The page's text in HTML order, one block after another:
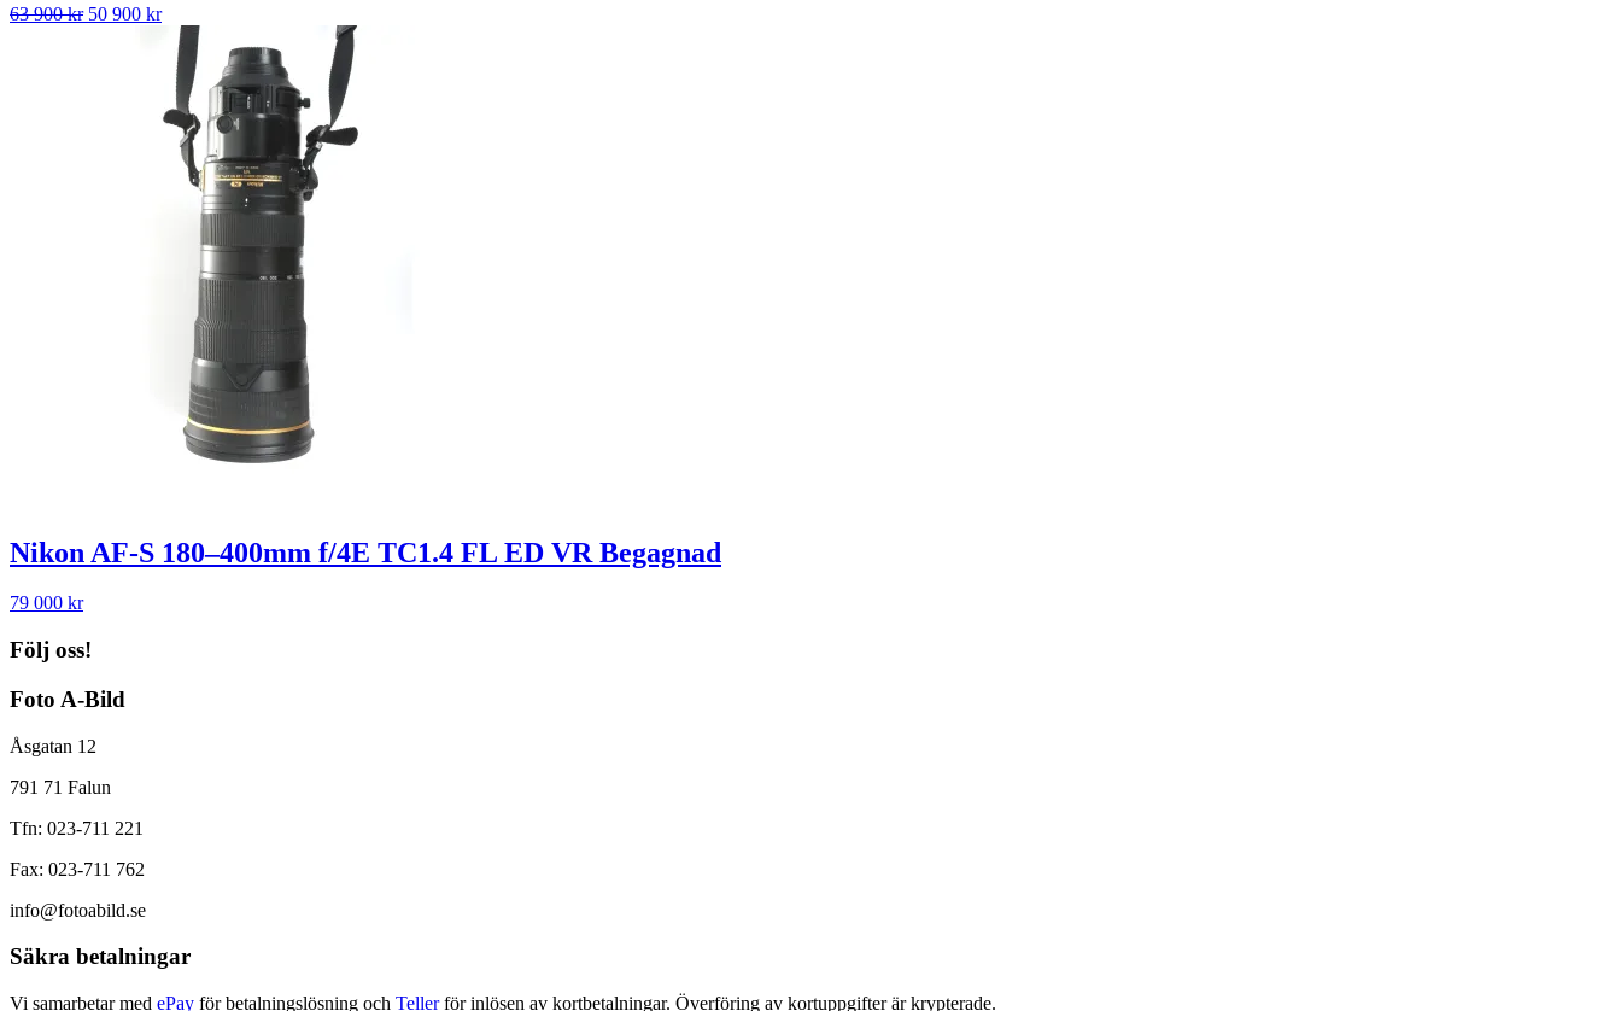
63 900kr Det
ursprungliga
50 900 krDet
nuvarande
priset
är:
50
900 kr.
Nikon AF-S 180–400mm f/4E TC1.4 FL ED VR Begagnad
79 000 kr
Följ oss!
Foto A-Bild
Åsgatan 12
791 71 Falun
Tfn: 023-711 221
Fax: 023-711 762
info@fotoabild.se
Säkra betalningar
Vi samarbetar med ePay för betalningslösning och Tellerför inlösen av kortbetalningar. Överföring av kortuppgifter är krypterade.